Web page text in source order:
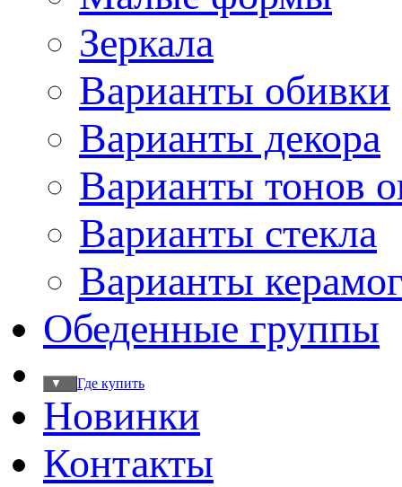
Зеркала
Варианты обивки
Варианты декора
Варианты тонов
Варианты стекла
Варианты
Обеденные группы
Где купить
▼
Новинки
Контакты